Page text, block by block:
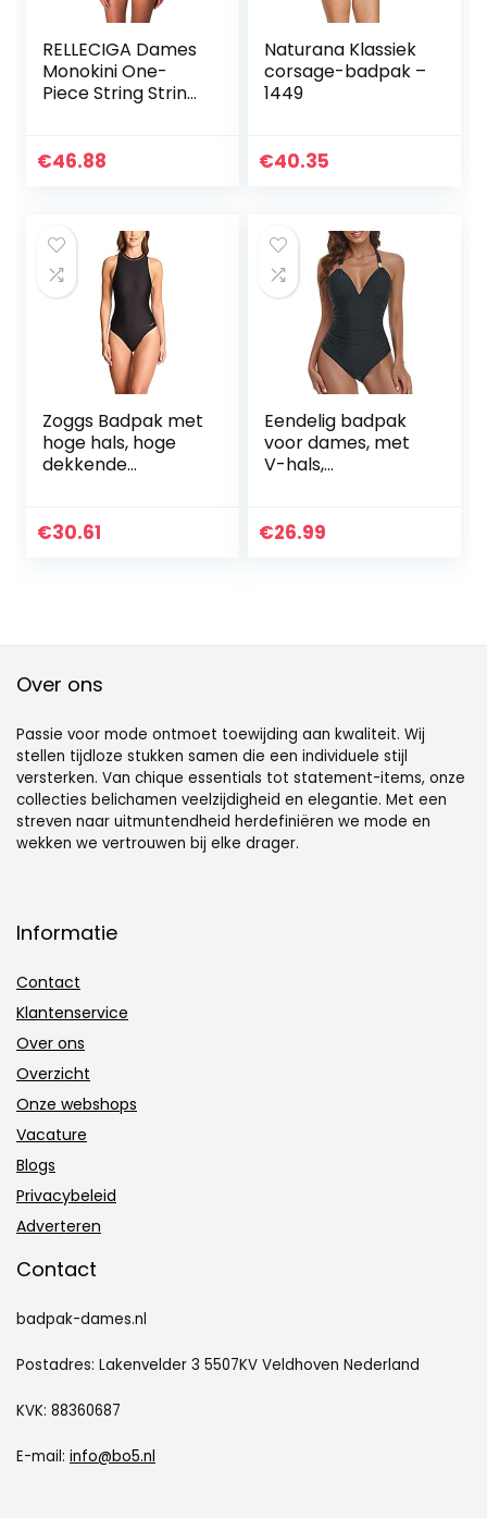
RELLECIGA Dames
Monokini One-
Piece String String
€46.88
Naturana Klassiek
corsage-badpak –
1449
€40.35
Zoggs Badpak met
hoge hals, hoge
dekkende
keuze voor training
klassieke rug met
€30.61
Eendelig badpak
voor dames, met
V-hals,
beha met niet-
€26.99
Over ons
Passie voor mode ontmoet toewijding aan kwaliteit. Wij
stellen tijdloze stukken samen die een individuele stijl
versterken. Van chique essentials tot statement-items, onze
collecties belichamen veelzijdigheid en elegantie. Met een
streven naar uitmuntendheid herdefiniëren we mode en
wekken we vertrouwen bij elke drager.
Informatie
Contact
Klantenservice
Over ons
Overzicht
Onze webshops
Vacature
Blogs
Privacybeleid
Adverteren
Contact
badpak-dames.nl
Postadres: Lakenvelder 3 5507KV Veldhoven Nederland
KVK: 88360687
E-mail: info@bo5.nl